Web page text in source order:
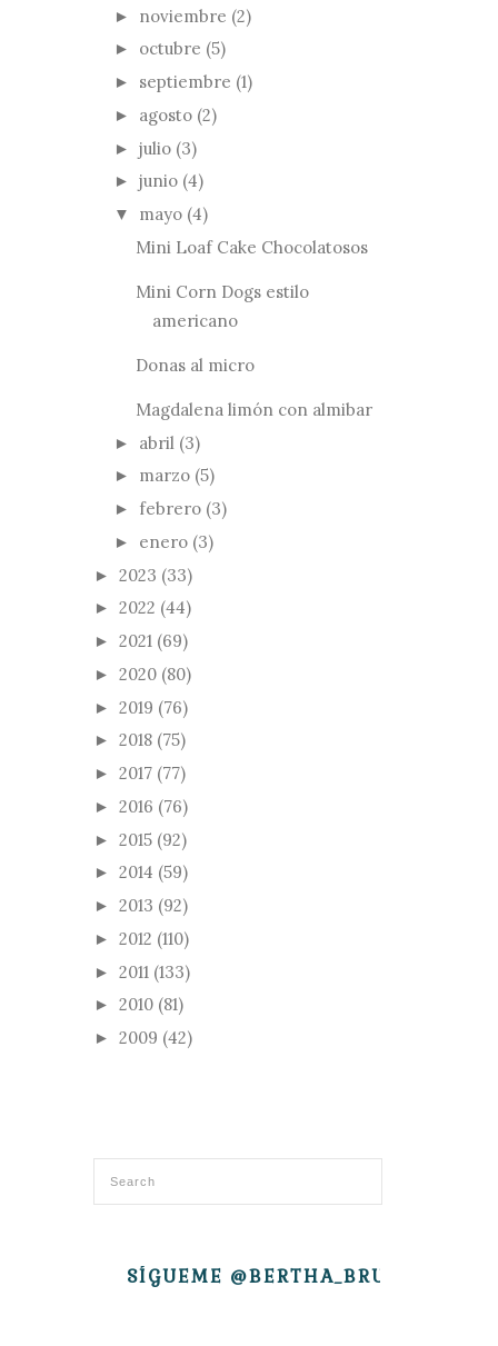
► noviembre (2)
► octubre (5)
► septiembre (1)
► agosto (2)
► julio (3)
► junio (4)
▼ mayo (4)
Mini Loaf Cake Chocolatosos
Mini Corn Dogs estilo
americano
Donas al micro
Magdalena limón con almibar
► abril (3)
► marzo (5)
► febrero (3)
► enero (3)
► 2023 (33)
► 2022 (44)
► 2021 (69)
► 2020 (80)
► 2019 (76)
► 2018 (75)
► 2017 (77)
► 2016 (76)
► 2015 (92)
► 2014 (59)
► 2013 (92)
► 2012 (110)
► 2011 (133)
► 2010 (81)
► 2009 (42)
SÍGUEME @BERTHA_BRUJITA